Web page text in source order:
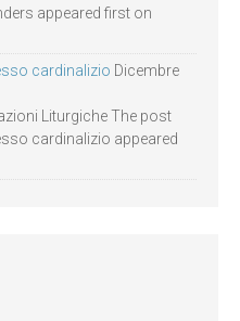
appeared first on
cardinalizio Dicembre
Liturgiche The post
cardinalizio appeared